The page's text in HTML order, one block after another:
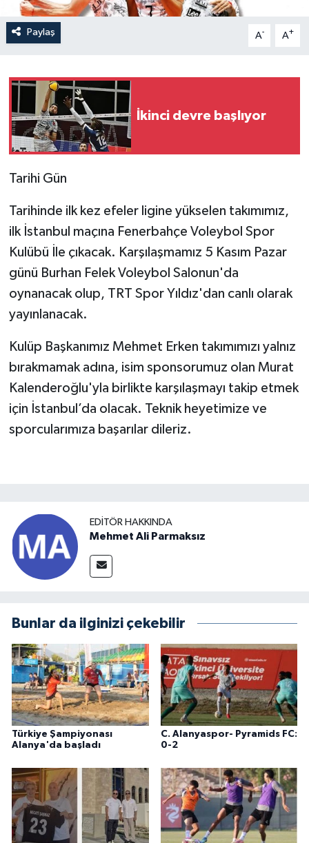
Paylaş A- A+
İkinci devre başlıyor
Tarihi Gün
Tarihinde ilk kez efeler ligine yükselen takımımız,
ilk İstanbul maçına Fenerbahçe Voleybol Spor
Kulübü İle çıkacak. Karşılaşmamız 5 Kasım Pazar
günü Burhan Felek Voleybol Salonun'da
oynanacak olup, TRT Spor Yıldız'dan canlı olarak
yayınlanacak.
Kulüp Başkanımız Mehmet Erken takımımızı yalnız
bırakmamak adına, isim sponsorumuz olan Murat
Kalenderoğlu'yla birlikte karşılaşmayı takip etmek
için İstanbul’da olacak. Teknik heyetimize ve
sporcularımıza başarılar dileriz.
EDITÖR HAKKINDA
Mehmet Ali Parmaksız
Bunlar da ilginizi çekebilir
Türkiye Şampiyonası
Alanya'da başladı
C. Alanyaspor- Pyramids FC:
0-2